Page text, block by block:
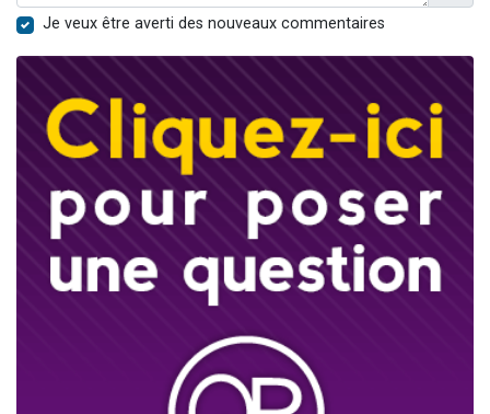
Je veux être averti des nouveaux commentaires